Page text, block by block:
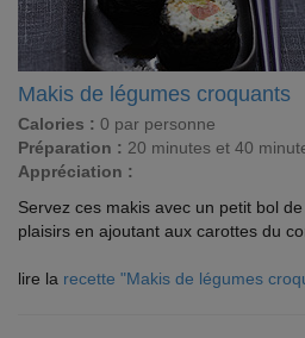
Makis de légumes croquants
Calories : 0 par personne
Préparation : 20 minutes et 40
Appréciation :
Servez ces makis avec un petit bol
plaisirs en ajoutant aux carottes du
lire la recette "Makis de légumes